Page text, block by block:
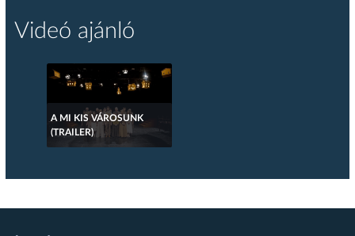
Videó ajánló
A MI KIS VÁROSUNK
(TRAILER)